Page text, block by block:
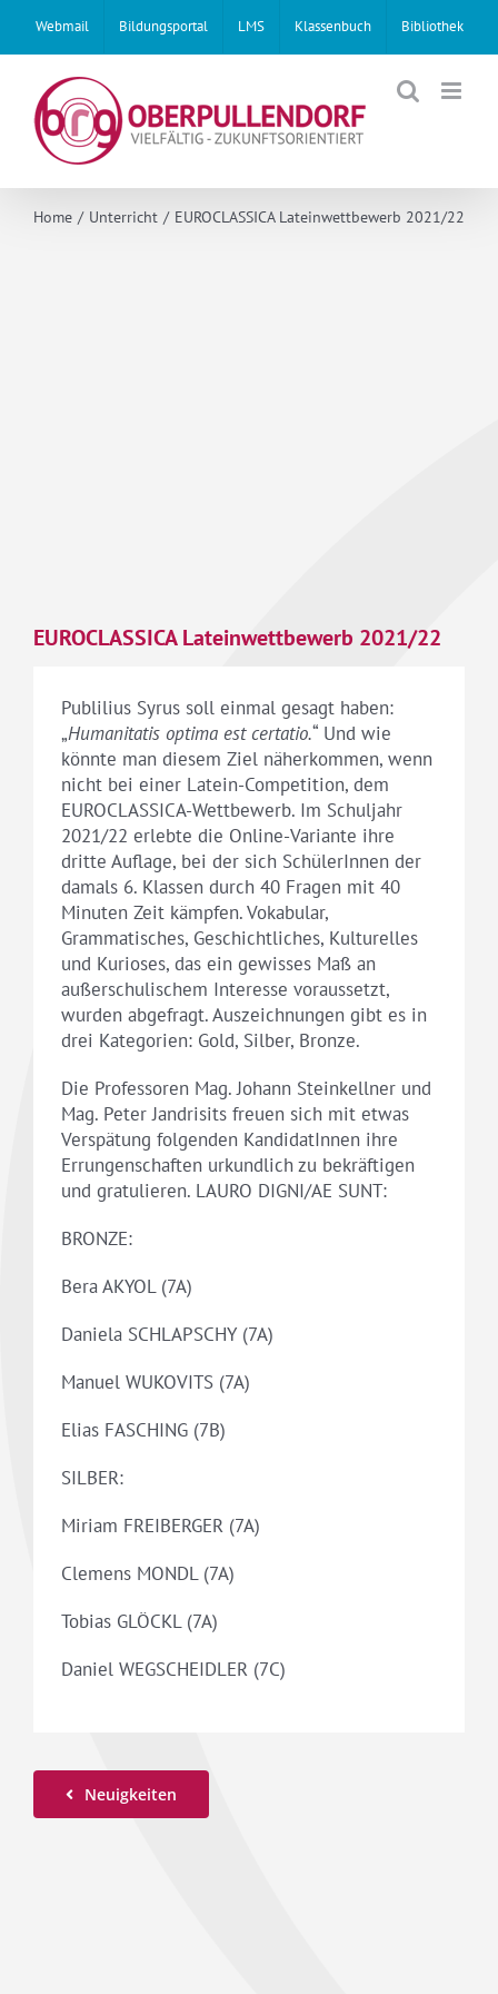
content
Webmail Bildungsportal LMS Klassenbuch Bibliothek
Home Unterricht EUROCLASSICA Lateinwettbewerb 2021/22
EUROCLASSICA Lateinwettbewerb 2021/22
Publilius Syrus soll einmal gesagt haben:
„Humanitatis optima est certatio.“ Und wie
könnte man diesem Ziel näherkommen, wenn
nicht bei einer Latein-Competition, dem
EUROCLASSICA-Wettbewerb. Im Schuljahr
2021/22 erlebte die Online-Variante ihre
dritte Auflage, bei der sich SchülerInnen der
damals 6. Klassen durch 40 Fragen mit 40
Minuten Zeit kämpfen. Vokabular,
Grammatisches, Geschichtliches, Kulturelles
und Kurioses, das ein gewisses Maß an
außerschulischem Interesse voraussetzt,
wurden abgefragt. Auszeichnungen gibt es in
drei Kategorien: Gold, Silber, Bronze.
Die Professoren Mag. Johann Steinkellner und
Mag. Peter Jandrisits freuen sich mit etwas
Verspätung folgenden KandidatInnen ihre
Errungenschaften urkundlich zu bekräftigen
und gratulieren. LAURO DIGNI/AE SUNT:
BRONZE:
Bera AKYOL (7A)
Daniela SCHLAPSCHY (7A)
Manuel WUKOVITS (7A)
Elias FASCHING (7B)
SILBER:
Miriam FREIBERGER (7A)
Clemens MONDL (7A)
Tobias GLÖCKL (7A)
Daniel WEGSCHEIDLER (7C)
Neuigkeiten